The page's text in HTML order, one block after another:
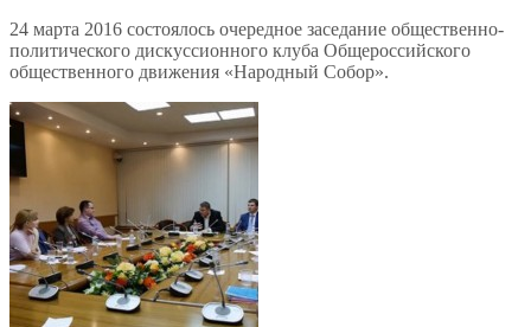
24 марта 2016 состоялось очередное заседание общественно-
политического дискуссионного клуба Общероссийского
общественного движения «Народный Собор».